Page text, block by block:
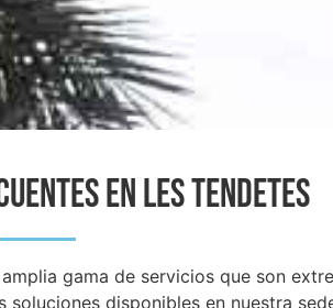
EN Les Tendetes
gama de servicios que son
disponibles en nuestra